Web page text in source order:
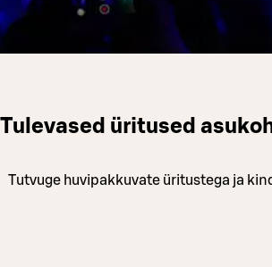
Tulevased üritused
Tutvuge huvipakkuvate üritustega ja